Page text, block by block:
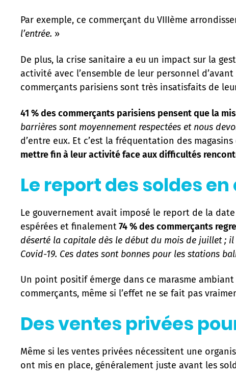
Par exemple, ce commerçant du VIIIème
l’entrée. »
De plus, la crise sanitaire a eu un impact sur la
activité avec l’ensemble de leur personnel
commerçants parisiens sont très insatisfaits de
41 % des commerçants parisiens pensent que la
barrières sont moyennement respectées et nous
d’entre eux. Et c’est la fréquentation des
mettre fin à leur activité face aux difficultés
Le report des soldes
Le gouvernement avait imposé le report de la
espérées et finalement74 % des commerçants
déserté la capitale dès le début du mois de juillet ; il
Covid-19. Ces dates sont bonnes pour les stations
Un point positif émerge dans ce marasme
commerçants, même si l’effet ne se fait pas
Des ventes privées
Même si les ventes privées nécessitent une
ont mis en place, généralement juste avant les